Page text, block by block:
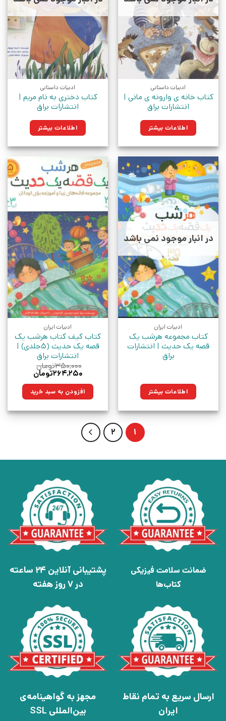
ادبیات داستانی
کتاب خانه ی وارونه ی مانی |
انتشارات براق
اطلاعات بیشتر
ادبیات داستانی
کتاب دختری به نام مریم |
انتشارات براق
اطلاعات بیشتر
در انبار موجود نمی باشد
ادبیات ایران
کتاب مجموعه هرشب یک
قصه یک حدیث | انتشارات
براق
اطلاعات بیشتر
ادبیات ایران
کتاب کیف کتاب هرشب یک
قصه یک حدیث (5جلدی) |
انتشارات براق
۳۵۰,۰۰۰تومان
قیمت
۳۵۰,۰۰۰تومان
بود.
۲۶۴,۲۵۰تومان
۲۶۴,۲۵۰تومان.افزودن به سبد خرید
1
2
ضمانت سلامت فیزیکی
کتاب‌ها
پشتیبانی آنلاین 24 ساعته
در 7 روز هفته
ارسال سریع به تمام نقاط
ایران
مجهز به گواهینامه‌ی
بین‌المللی SSL